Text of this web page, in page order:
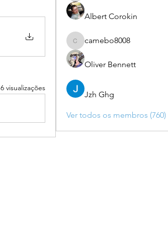
6 visualizações
Albert Corokin
camebo8008
camebo8008
Oliver Bennett
Jzh Ghg
Ver todos os membros (760)